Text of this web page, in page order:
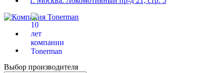
Выбор производителя